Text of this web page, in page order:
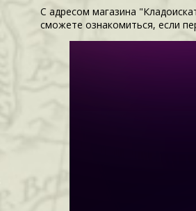
С адресом магазина
сможете ознакомиться, если